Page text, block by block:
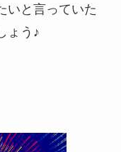
いと言っていた
ょう♪